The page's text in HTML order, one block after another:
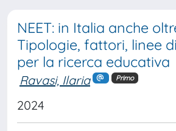
NEET: in Italia anche
Tipologie, fattori, linee
per la ricerca educativa
Ravasi, Ilaria Primo
2024